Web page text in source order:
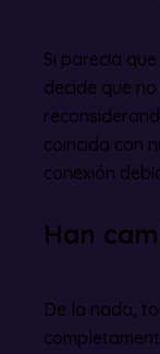
Si parecía
decide que
coincida con
conexión
Han
De la nada,